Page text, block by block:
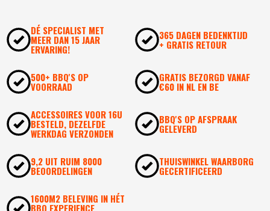
DÉ SPECIALIST MET
MEER DAN 15 JAAR
ERVARING!
365 DAGEN BEDENKTIJD
+ GRATIS RETOUR
500+ BBQ'S OP
VOORRAAD
GRATIS BEZORGD VANAF
€60 IN NL EN BE
ACCESSOIRES VOOR 16U
BESTELD, DEZELFDE
WERKDAG VERZONDEN
BBQ'S OP AFSPRAAK
GELEVERD
9,2 UIT RUIM 8000
BEOORDELINGEN
THUISWINKEL WAARBORG
GECERTIFICEERD
1600M2 BELEVING IN HÉT
BBQ EXPERIENCE